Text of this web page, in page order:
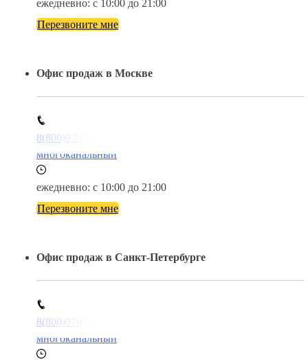
ежедневно: с 10:00 до 21:00
Перезвоните мне
Офис продаж в Москве
8(800)9797043
многоканальный
ежедневно: с 10:00 до 21:00
Перезвоните мне
Офис продаж в Санкт-Петербурге
8(800)9797043
многоканальный